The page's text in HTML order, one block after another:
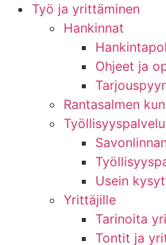
Työ ja yrittäminen
Hankinnat
Ohjeet ja
Rantasalmen
Usein
Yrittäjille
Tarinoita
Tontit ja